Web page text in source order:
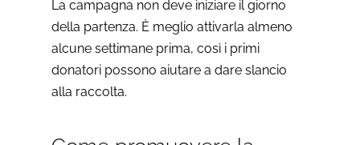
La campagna non deve iniziare il giorno
della partenza. È meglio attivarla almeno
alcune settimane prima, così i primi
donatori possono aiutare a dare slancio
alla raccolta.